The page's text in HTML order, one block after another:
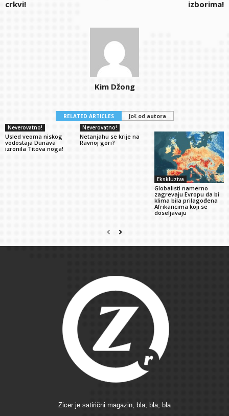
crkvi!
izborima!
Kim Džong
RELATED ARTICLES
Još od autora
Neverovatno!
Usled veoma niskog
vodostaja Dunava
izronila Titova noga!
Neverovatno!
Netanjahu se krije na
Ravnoj gori?
Ekskluziva
Globalisti namerno
zagrevaju Evropu da bi
klima bila prilagođena
Afrikancima koji se
doseljavaju
Zicer je satirični magazin, bla, bla, bla